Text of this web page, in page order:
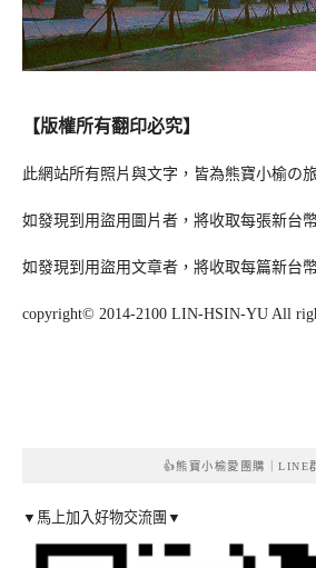
【版權所有翻印必究】
此網站所有照片與文字，皆為熊寶小榆の
如發現到用盜用圖片者，將收取每張新台
如發現到用盜用文章者，將收取每篇新台
copyright© 2014-2100 LIN-HSIN-YU All
👍熊寶小榆愛團購｜LINE
▼馬上加入好物交流團▼